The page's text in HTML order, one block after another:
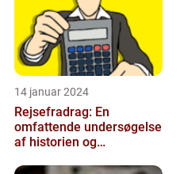
14 januar 2024
Rejsefradrag: En
omfattende undersøgelse
af historien og